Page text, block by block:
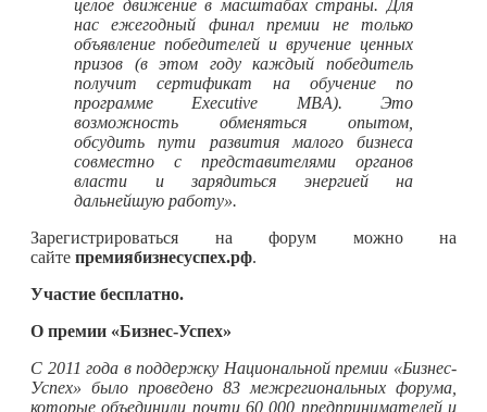
целое движение в масштабах страны. Для
нас ежегодный финал премии не только
объявление победителей и вручение ценных
призов (в этом году каждый победитель
получит сертификат на обучение по
программе
Executive MBA). Это
возможность обменяться опытом,
обсудить пути развития малого бизнеса
совместно с представителями органов
власти и зарядиться энергией на
дальнейшую работу».
Зарегистрироваться на форум можно на
сайте премиябизнесуспех.рф.
Участие бесплатно.
О премии «Бизнес-Успех»
С 2011 года в поддержку Национальной премии «Бизнес-
Успех» было проведено 83 межрегиональных форума,
которые объединили почти 60 000 предпринимателей и